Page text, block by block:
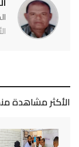
الأكثر مشاهدة